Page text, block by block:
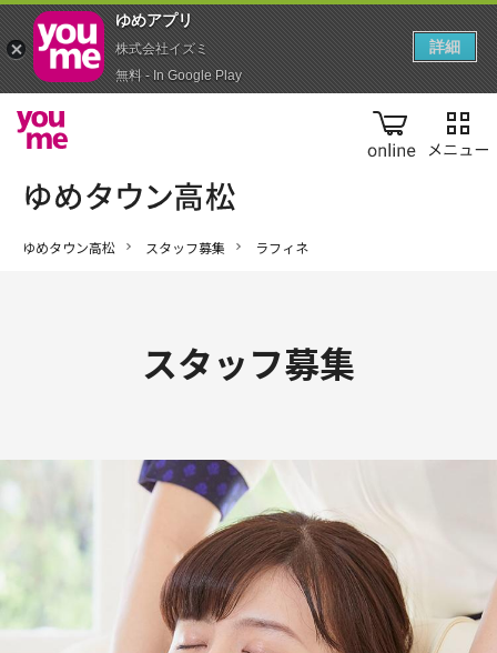
online
ゆめタウン高松 スタッフ募集 ラフィネ
スタッフ募集
ゆめアプ‪リ‬
株式会社イズミ
無料 - In Google Play
詳細